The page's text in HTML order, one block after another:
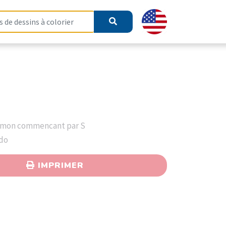
commencant par S
IMPRIMER